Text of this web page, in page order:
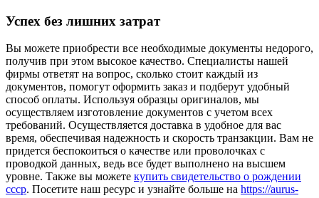
Успех без лишних затрат
Вы можете приобрести все необходимые документы недорого,
получив при этом высокое качество. Специалисты нашей
фирмы ответят на вопрос, сколько стоит каждый из
документов, помогут оформить заказ и подберут удобный
способ оплаты. Используя образцы оригиналов, мы
осуществляем изготовление документов с учетом всех
требований. Осуществляется доставка в удобное для вас
время, обеспечивая надежность и скорость транзакции. Вам не
придется беспокоиться о качестве или проволочках с
проводкой данных, ведь все будет выполнено на высшем
уровне. Также вы можете купить свидетельство о рождении
ссср. Посетите наш ресурс и узнайте больше на https://aurus-